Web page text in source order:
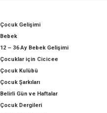
Çocuk Gelişimi
Bebek
12 – 36 Ay Bebek Gelişimi
Çocuklar için Cicicee
Çocuk Kulübü
Çocuk Şarkıları
Belirli Gün ve Haftalar
Çocuk Dergileri